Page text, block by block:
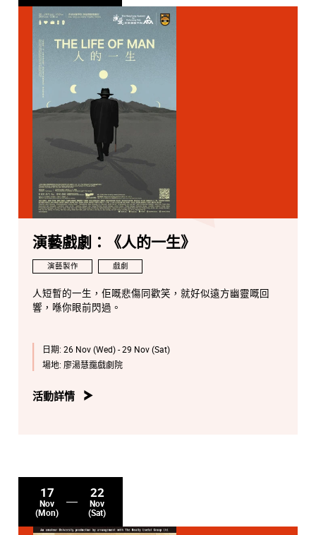
演藝戲劇：《人的一生》
演藝製作 戲劇
人短暫的一生，佢嘅悲傷同歡笑，就好似遠方幽靈嘅回
響，喺你眼前閃過。
日期: 26 Nov (Wed) - 29 Nov (Sat)
場地: 廖湯慧靄戲劇院
活動詳情
17
Nov
(Mon)
22
Nov
(Sat)